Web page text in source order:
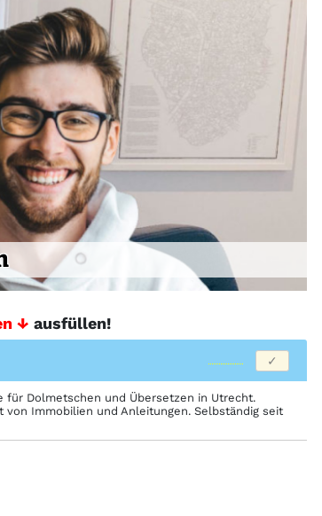
↓ ausfüllen!
für Dolmetschen und Übersetzen in Utrecht.
von Immobilien und Anleitungen. Selbständig seit